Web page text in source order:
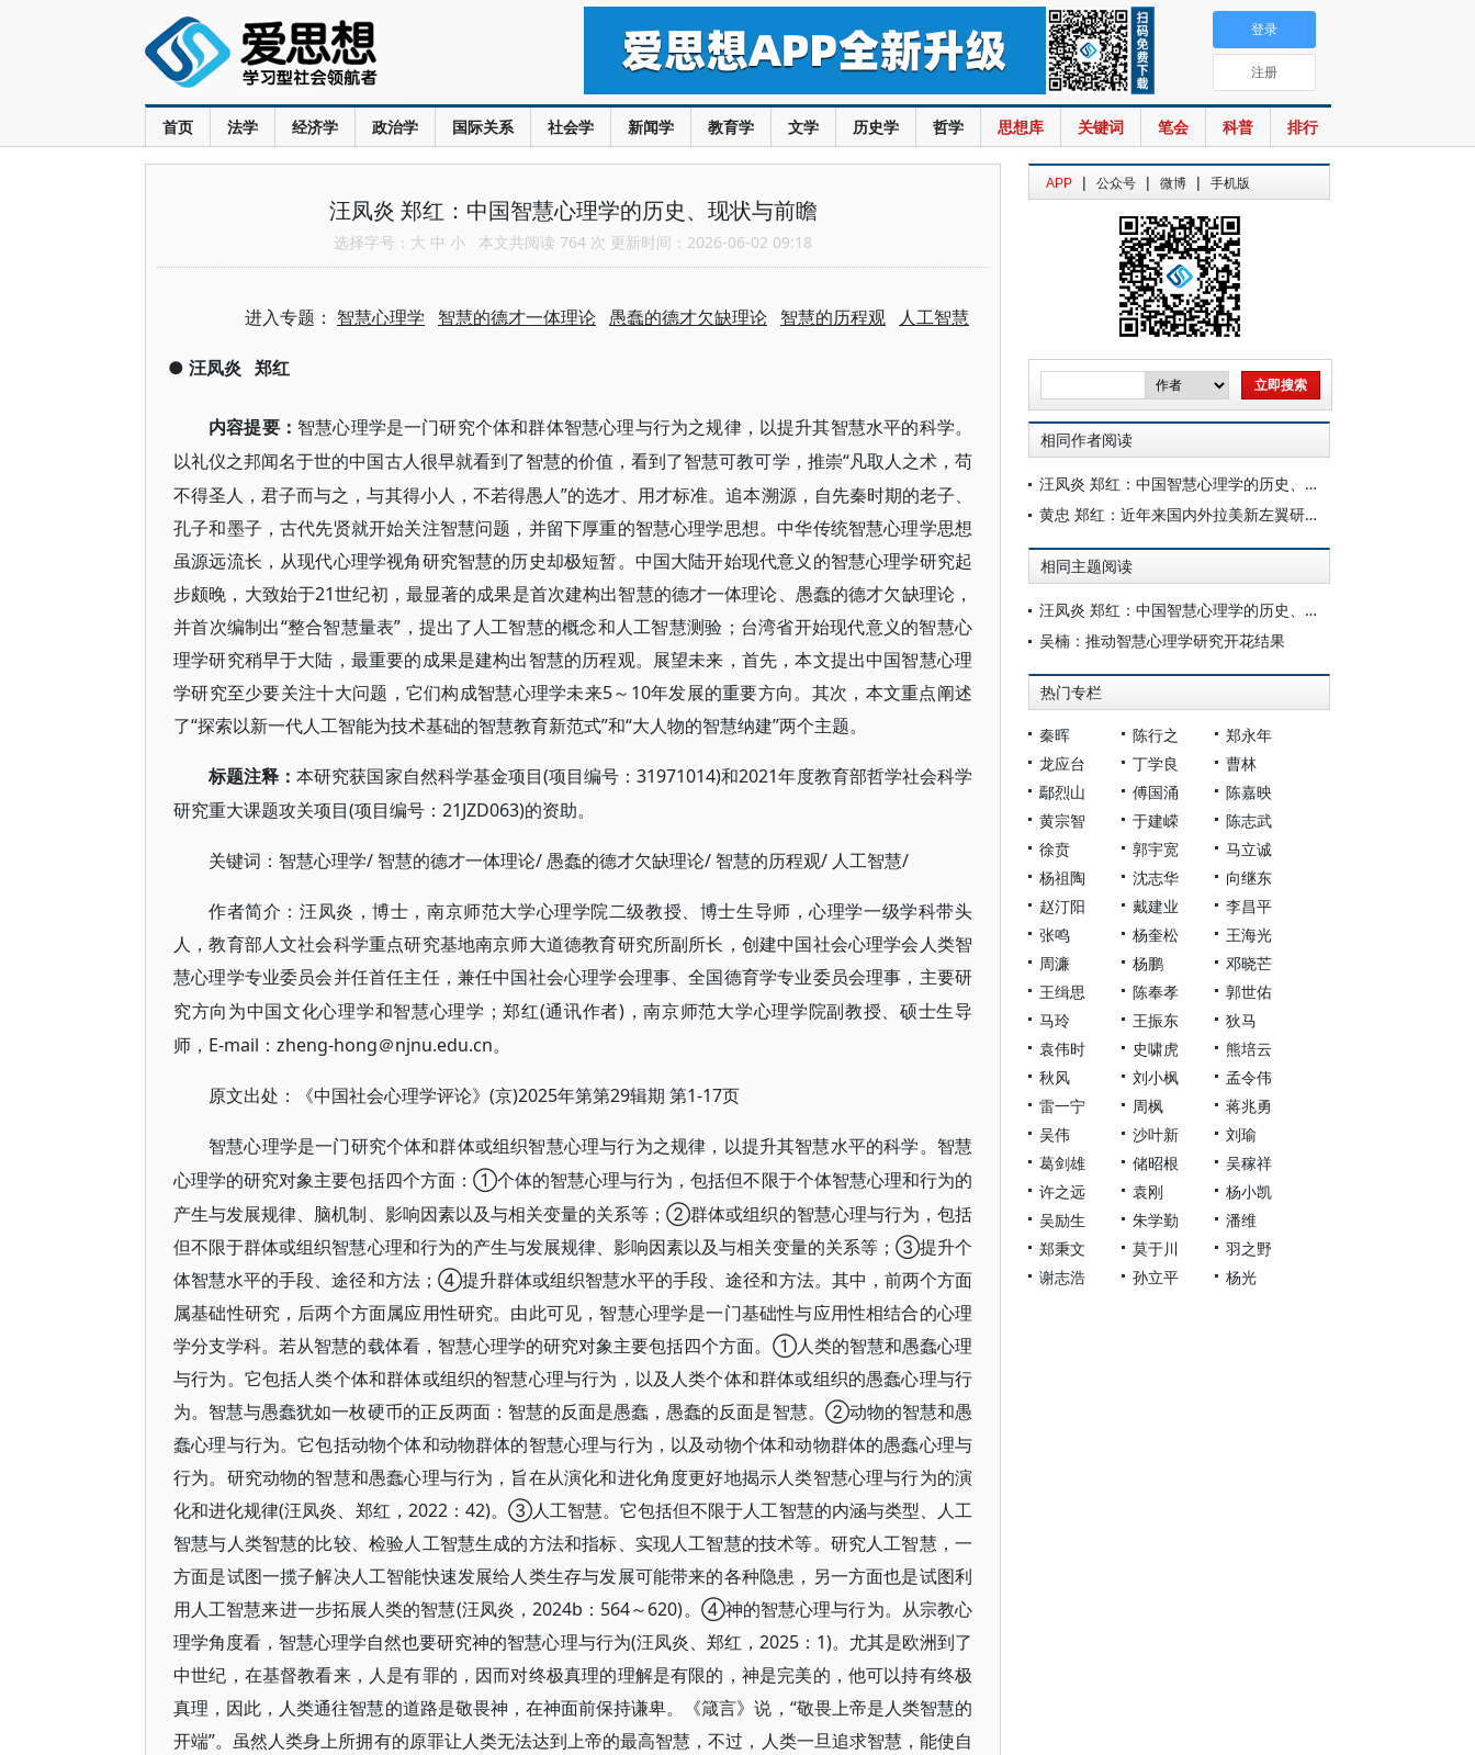
首页 法学 经济学 政治学 国际关系 社会学 新闻学 教育学 文学 历史学 哲学 思想库 关键词 笔会 科普 排行
登录
注册
汪凤炎 郑红：中国智慧心理学的历史、现状与前瞻
选择字号： 大 中 小 本文共阅读 764 次 更新时间：2026-06-02 09:18
进入专题： 智慧心理学 智慧的德才一体理论 愚蠢的德才欠缺理论 智慧的历程观 人工智慧
● 汪凤炎 郑红
内容提要： 智慧心理学是一门研究个体和群体智慧心理与行为之规律，以提升其智慧水平的科学。
以礼仪之邦闻名于世的中国古人很早就看到了智慧的价值，看到了智慧可教可学，推崇“凡取人之术，苟
不得圣人，君子而与之，与其得小人，不若得愚人”的选才、用才标准。追本溯源，自先秦时期的老子、
孔子和墨子，古代先贤就开始关注智慧问题，并留下厚重的智慧心理学思想。中华传统智慧心理学思想
虽源远流长，从现代心理学视角研究智慧的历史却极短暂。中国大陆开始现代意义的智慧心理学研究起
步颇晚，大致始于21世纪初，最显著的成果是首次建构出智慧的德才一体理论、愚蠢的德才欠缺理论，
并首次编制出“整合智慧量表”，提出了人工智慧的概念和人工智慧测验；台湾省开始现代意义的智慧心
理学研究稍早于大陆，最重要的成果是建构出智慧的历程观。展望未来，首先，本文提出中国智慧心理
学研究至少要关注十大问题，它们构成智慧心理学未来5～10年发展的重要方向。其次，本文重点阐述
了“探索以新一代人工智能为技术基础的智慧教育新范式”和“大人物的智慧纳建”两个主题。
标题注释：本研究获国家自然科学基金项目(项目编号：31971014)和2021年度教育部哲学社会科学
研究重大课题攻关项目(项目编号：21JZD063)的资助。
关键词：智慧心理学/ 智慧的德才一体理论/ 愚蠢的德才欠缺理论/ 智慧的历程观/ 人工智慧/
作者简介：汪凤炎，博士，南京师范大学心理学院二级教授、博士生导师，心理学一级学科带头
人，教育部人文社会科学重点研究基地南京师大道德教育研究所副所长，创建中国社会心理学会人类智
慧心理学专业委员会并任首任主任，兼任中国社会心理学会理事、全国德育学专业委员会理事，主要研
究方向为中国文化心理学和智慧心理学；郑红(通讯作者)，南京师范大学心理学院副教授、硕士生导
师，E-mail：zheng-hong＠njnu.edu.cn。
原文出处：《中国社会心理学评论》 (京)2025年第第29辑期 第1-17页
智慧心理学是一门研究个体和群体或组织智慧心理与行为之规律，以提升其智慧水平的科学。智慧
心理学的研究对象主要包括四个方面： ①个体的智慧心理与行为，包括但不限于个体智慧心理和行为的
产生与发展规律、脑机制、影响因素以及与相关变量的关系等；②群体或组织的智慧心理与行为，包括
但不限于群体或组织智慧心理和行为的产生与发展规律、影响因素以及与相关变量的关系等；③提升个
体智慧水平的手段、途径和方法；④提升群体或组织智慧水平的手段、途径和方法。其中，前两个方面
属基础性研究，后两个方面属应用性研究。由此可见，智慧心理学是一门基础性与应用性相结合的心理
学分支学科。若从智慧的载体看，智慧心理学的研究对象主要包括四个方面。①人类的智慧和愚蠢心理
与行为。它包括人类个体和群体或组织的智慧心理与行为，以及人类个体和群体或组织的愚蠢心理与行
为。智慧与愚蠢犹如一枚硬币的正反两面：智慧的反面是愚蠢，愚蠢的反面是智慧。②动物的智慧和愚
蠢心理与行为。它包括动物个体和动物群体的智慧心理与行为，以及动物个体和动物群体的愚蠢心理与
行为。研究动物的智慧和愚蠢心理与行为，旨在从演化和进化角度更好地揭示人类智慧心理与行为的演
化和进化规律(汪凤炎、郑红，2022：42)。③人工智慧。它包括但不限于人工智慧的内涵与类型、人工
智慧与人类智慧的比较、检验人工智慧生成的方法和指标、实现人工智慧的技术等。研究人工智慧，一
方面是试图一揽子解决人工智能快速发展给人类生存与发展可能带来的各种隐患，另一方面也是试图利
用人工智慧来进一步拓展人类的智慧(汪凤炎，2024b：564～620)。④神的智慧心理与行为。从宗教心
理学角度看，智慧心理学自然也要研究神的智慧心理与行为(汪凤炎、郑红，2025：1)。尤其是欧洲到了
中世纪，在基督教看来，人是有罪的，因而对终极真理的理解是有限的，神是完美的，他可以持有终极
真理，因此，人类通往智慧的道路是敬畏神，在神面前保持谦卑。《箴言》说，“敬畏上帝是人类智慧的
开端”。虽然人类身上所拥有的原罪让人类无法达到上帝的最高智慧，不过，人类一旦追求智慧，能使自
APP | 公众号 | 微博 | 手机版
相同作者阅读
汪凤炎 郑红：中国智慧心理学的历史、现状与前瞻
黄忠 郑红：近年来国内外拉美新左翼研究评述
相同主题阅读
汪凤炎 郑红：中国智慧心理学的历史、现状与前瞻
吴楠：推动智慧心理学研究开花结果
热门专栏
秦晖 陈行之
郑永年
龙应台
丁学良
曹林
鄢烈山
傅国涌
陈嘉映
黄宗智
于建嵘
陈志武
徐贲
郭宇宽
马立诚
杨祖陶
沈志华
向继东
赵汀阳
戴建业
李昌平
张鸣
杨奎松
王海光
周濂
杨鹏
邓晓芒
王缉思
陈奉孝
郭世佑
马玲
王振东
狄马
袁伟时
史啸虎
熊培云
秋风
刘小枫
孟令伟
雷一宁
周枫
蒋兆勇
吴伟
沙叶新
刘瑜
葛剑雄
储昭根
吴稼祥
许之远
袁刚
杨小凯
吴励生
朱学勤
潘维
郑秉文
莫于川
羽之野
谢志浩
孙立平 杨光